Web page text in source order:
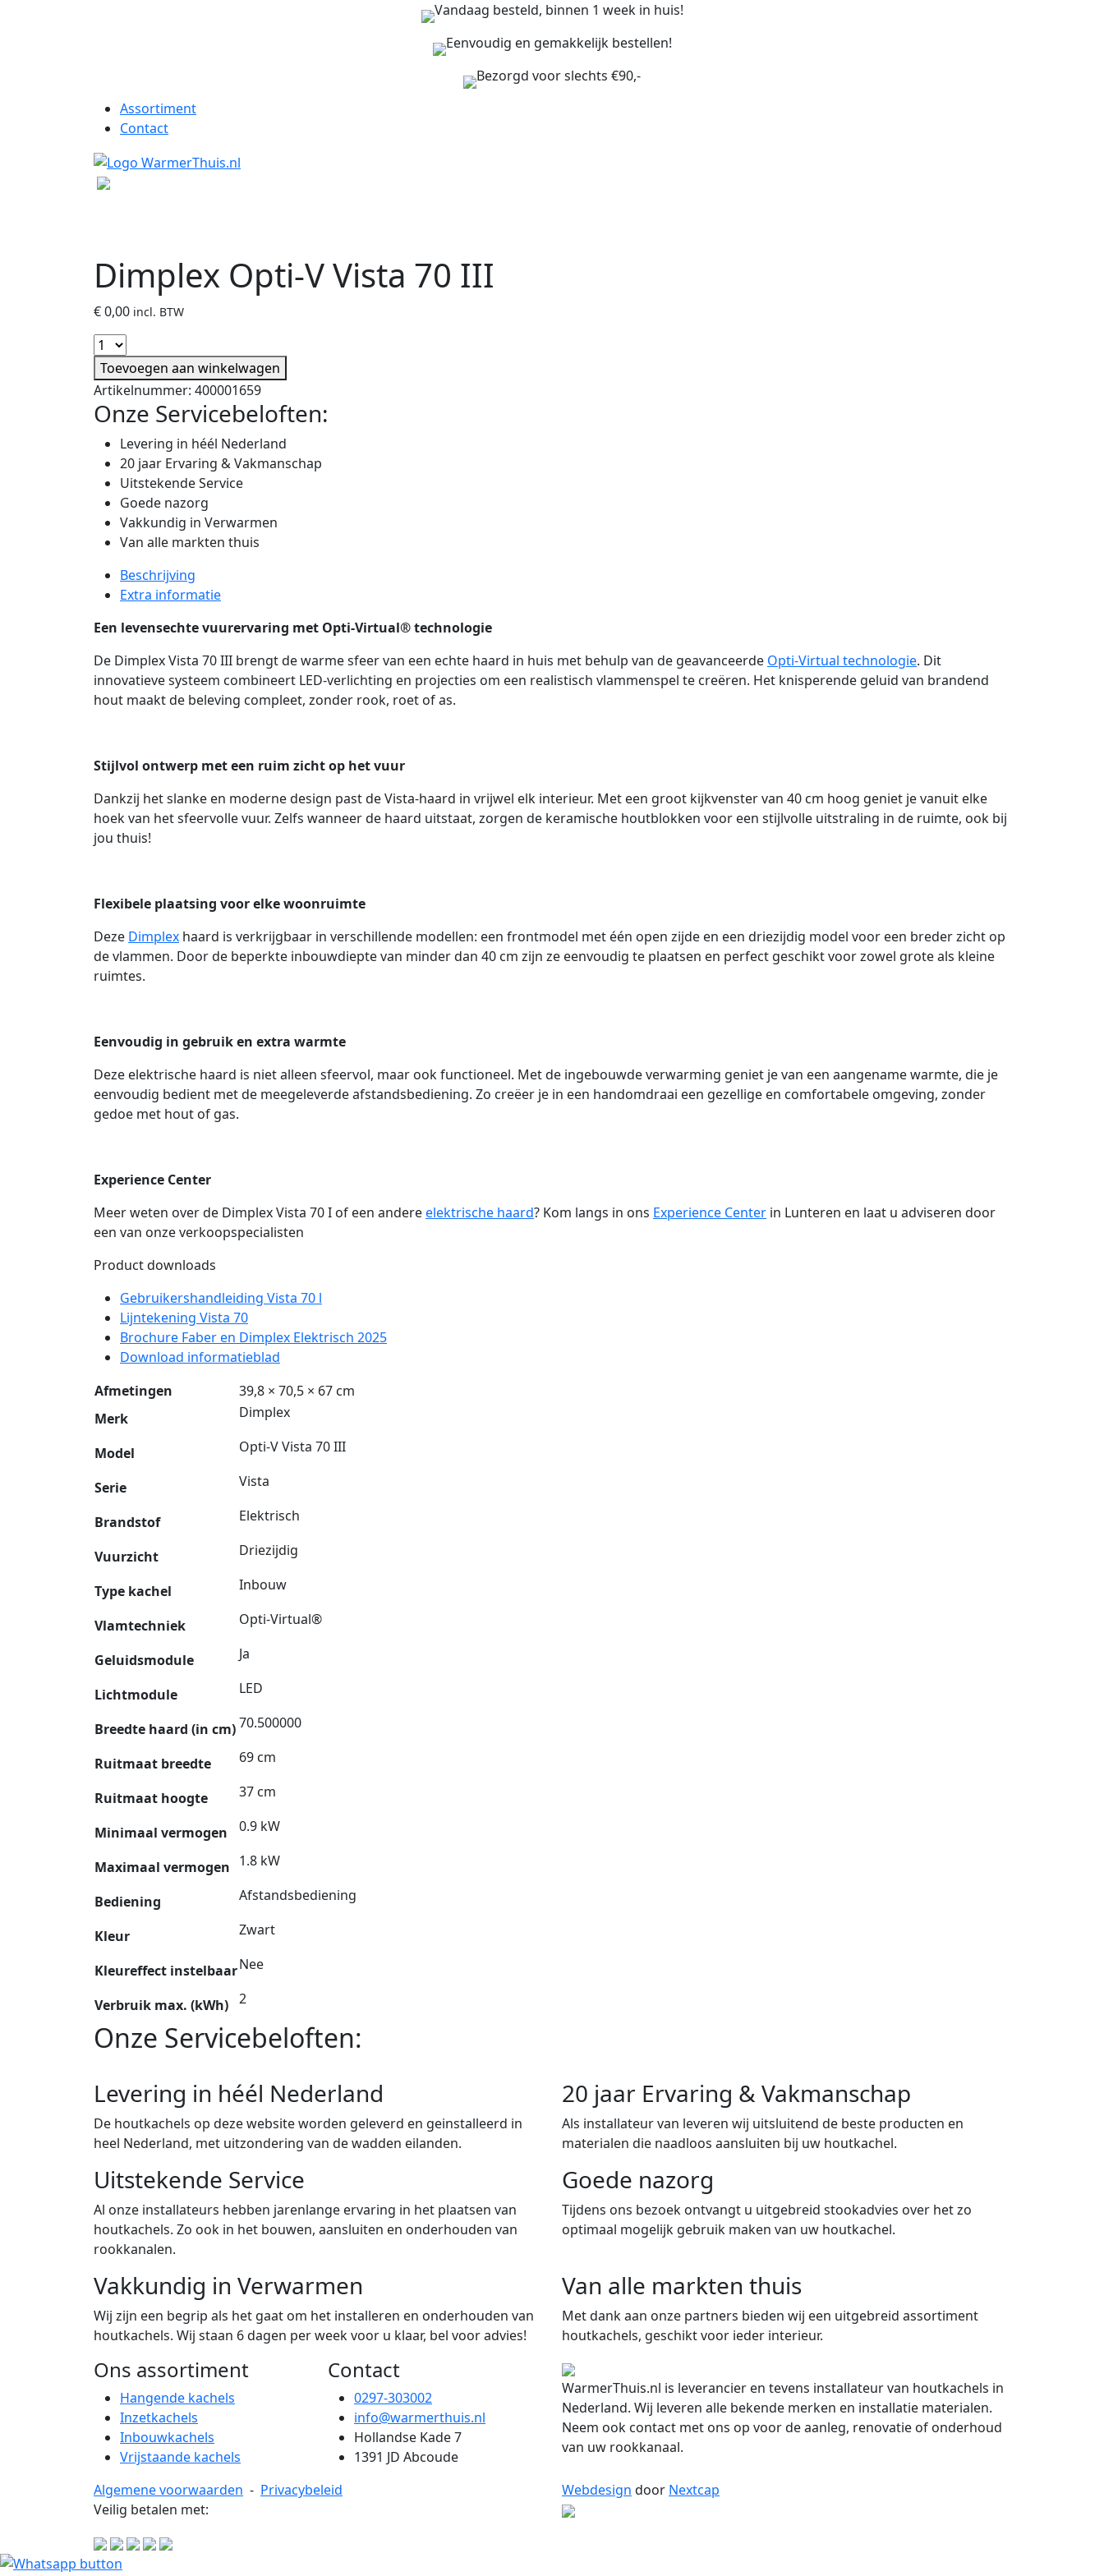
Vandaag besteld, binnen 1 week in huis!
Eenvoudig en gemakkelijk bestellen!
Bezorgd voor slechts €90,-
Assortiment
Contact
Dimplex Opti-V Vista 70 III
€0,00 incl. BTW
Toevoegen aan winkelwagen
Artikelnummer: 400001659
Onze Servicebeloften:
Levering in héél Nederland
20 jaar Ervaring & Vakmanschap
Uitstekende Service
Goede nazorg
Vakkundig in Verwarmen
Van alle markten thuis
Beschrijving
Extra informatie
Een levensechte vuurervaring met Opti-Virtual® technologie
De Dimplex Vista 70 III brengt de warme sfeer van een echte haard in huis met behulp van de geavanceerde Opti-Virtual technologie. Dit
innovatieve systeem combineert LED-verlichting en projecties om een realistisch vlammenspel te creëren. Het knisperende geluid van brandend
hout maakt de beleving compleet, zonder rook, roet of as.
Stijlvol ontwerp met een ruim zicht op het vuur
Dankzij het slanke en moderne design past de Vista-haard in vrijwel elk interieur. Met een groot kijkvenster van 40 cm hoog geniet je vanuit elke
hoek van het sfeervolle vuur. Zelfs wanneer de haard uitstaat, zorgen de keramische houtblokken voor een stijlvolle uitstraling in de ruimte, ook bij
jou thuis!
Flexibele plaatsing voor elke woonruimte
Deze Dimplex haard is verkrijgbaar in verschillende modellen: een frontmodel met één open zijde en een driezijdig model voor een breder zicht op
de vlammen. Door de beperkte inbouwdiepte van minder dan 40 cm zijn ze eenvoudig te plaatsen en perfect geschikt voor zowel grote als kleine
ruimtes.
Eenvoudig in gebruik en extra warmte
Deze elektrische haard is niet alleen sfeervol, maar ook functioneel. Met de ingebouwde verwarming geniet je van een aangename warmte, die je
eenvoudig bedient met de meegeleverde afstandsbediening. Zo creëer je in een handomdraai een gezellige en comfortabele omgeving, zonder
gedoe met hout of gas.
Experience Center
Meer weten over de Dimplex Vista 70 I of een andereelektrische haard? Kom langs in ons Experience Center in Lunteren en laat u adviseren door
een van onze verkoopspecialisten
Product downloads
Gebruikershandleiding Vista 70 l
Lijntekening Vista 70
Brochure Faber en Dimplex Elektrisch 2025
Download informatieblad
Afmetingen
39,8 × 70,5 × 67 cm
Merk
Dimplex
Model Opti-V Vista 70 III
Serie Vista
Brandstof Elektrisch
Vuurzicht Driezijdig
Type kachel Inbouw
Vlamtechniek Opti-Virtual®
Geluidsmodule Ja
Lichtmodule LED
Breedte haard (in cm)70.500000
Ruitmaat breedte 69 cm
Ruitmaat hoogte 37 cm
Minimaal vermogen 0.9 kW
Maximaal vermogen 1.8 kW
Bediening Afstandsbediening
Kleur Zwart
Kleureffect instelbaarNee
Verbruik max. (kWh) 2
Onze Servicebeloften:
Levering in héél Nederland
De houtkachels op deze website worden geleverd en geinstalleerd in
heel Nederland, met uitzondering van de wadden eilanden.
20 jaar Ervaring & Vakmanschap
Als installateur van leveren wij uitsluitend de beste producten en
materialen die naadloos aansluiten bij uw houtkachel.
Uitstekende Service
Al onze installateurs hebben jarenlange ervaring in het plaatsen van
houtkachels. Zo ook in het bouwen, aansluiten en onderhouden van
rookkanalen.
Goede nazorg
Tijdens ons bezoek ontvangt u uitgebreid stookadvies over het zo
optimaal mogelijk gebruik maken van uw houtkachel.
Vakkundig in Verwarmen
Wij zijn een begrip als het gaat om het installeren en onderhouden van
houtkachels. Wij staan 6 dagen per week voor u klaar, bel voor advies!
Van alle markten thuis
Met dank aan onze partners bieden wij een uitgebreid assortiment
houtkachels, geschikt voor ieder interieur.
Ons assortiment
Hangende kachels
Inzetkachels
Inbouwkachels
Vrijstaande kachels
Contact
0297-303002
info@warmerthuis.nl
Hollandse Kade 7
1391 JD Abcoude
WarmerThuis.nl is leverancier en tevens installateur van houtkachels in
Nederland. Wij leveren alle bekende merken en installatie materialen.
Neem ook contact met ons op voor de aanleg, renovatie of onderhoud
van uw rookkanaal.
Algemene voorwaarden - Privacybeleid Webdesign door Nextcap
Veilig betalen met: